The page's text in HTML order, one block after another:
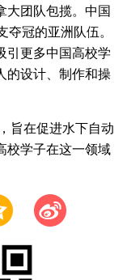
大团队包揽。中国
冠的亚洲队伍。
引更多中国高校学
的设计、制作和操
在促进水下自动
校学子在这一领域